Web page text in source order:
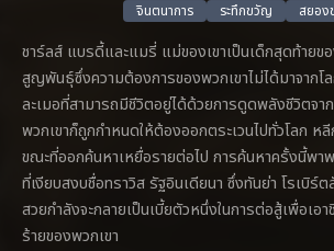
จินตนาการ
ระทึกขวัญ สยอ
ชาร์ลส์ แบรดี้และแมรี่ แม่ของเขาเป็นเด็กสุดท้ายข
สูญพันธุ์ซึ่งความต้องการของพวกเขาไม่ได้มาจากโ
ละเมอที่สามารถมีชีวิตอยู่ได้ด้วยการดูดพลังชีวิตจ
พวกเขาก็ถูกกำหนดให้ต้องออกตระเวนไปทั่วโลก ห
ขณะที่ออกค้นหาเหยื่อรายต่อไป การค้นหาครั้งนี้พาพ
ที่เงียบสงบชื่อทราวิส รัฐอินเดียนา ซึ่งทันย่า โรเบิร์
สวยกำลังจะกลายเป็นเบี้ยตัวหนึ่งในการต่อสู้เพื่อเอ
ร้ายของพวกเขา